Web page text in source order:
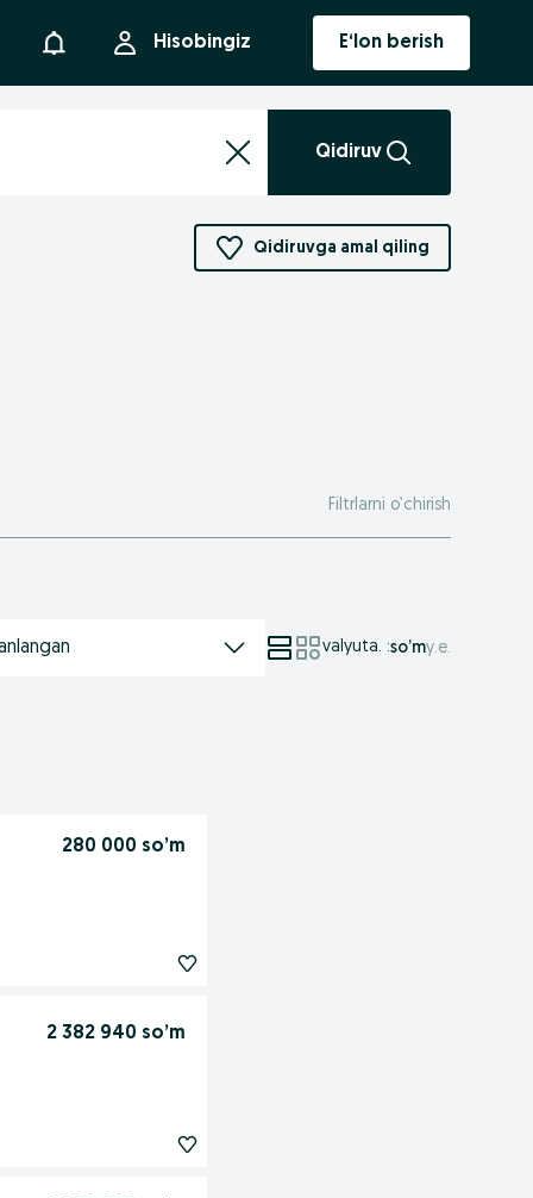
Bildirishnoma Hisobingiz E‘lon berish
Qidiruv
Qidiruvga amal qiling
Filtrlarni o’chirish
valyuta. :so’mу.е.
280 000 so’m
2 382 940 so’m